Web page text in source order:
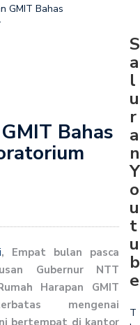
GMIT Bahas
Bahas
, Empat bulan pasca
Gubernur NTT
Harapan GMIT
mengenai
bertempat di kantor
S
a
l
u
r
a
n
Y
o
u
t
u
b
e
T